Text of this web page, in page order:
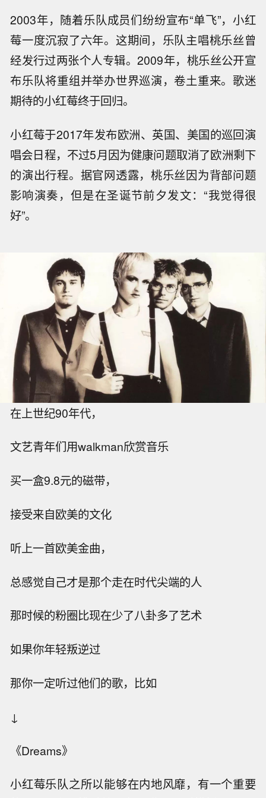
2003年，随着乐队成员们纷纷宣布“单飞”，小红
莓一度沉寂了六年。这期间，乐队主唱桃乐丝曾
经发行过两张个人专辑。2009年，桃乐丝公开宣
布乐队将重组并举办世界巡演，卷土重来。歌迷
期待的小红莓终于回归。
小红莓于2017年发布欧洲、英国、美国的巡回演
唱会日程，不过5月因为健康问题取消了欧洲剩下
的演出行程。据官网透露，桃乐丝因为背部问题
影响演奏，但是在圣诞节前夕发文：“我觉得很
好”。
在上世纪90年代，
文艺青年们用walkman欣赏音乐
买一盒9.8元的磁带，
接受来自欧美的文化
听上一首欧美金曲，
总感觉自己才是那个走在时代尖端的人
那时候的粉圈比现在少了八卦多了艺术
如果你年轻叛逆过
那你一定听过他们的歌，比如
↓
《Dreams》
小红莓乐队之所以能够在内地风靡，有一个重要